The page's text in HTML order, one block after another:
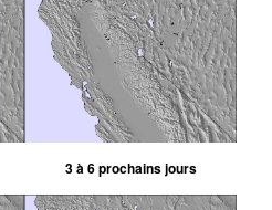
3 à 6 prochains jours